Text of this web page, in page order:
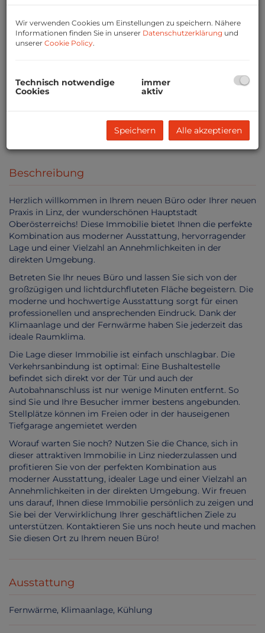
1
Beschreibung
Herzlich willkommen in Ihrem neuen Büro oder Ihrer neuen
Praxis in Linz, der wunderschönen Hauptstadt
Oberösterreichs! Diese Immobilie bietet Ihnen die perfekte
Kombination aus moderner Ausstattung, hervorragender
Lage und einer Vielzahl an Annehmlichkeiten in der
direkten Umgebung.
Betreten Sie Ihr neues Büro und lassen Sie sich von der
großzügigen und lichtdurchfluteten Fläche begeistern. Die
moderne und hochwertige Ausstattung sorgt für einen
professionellen und ansprechenden Eindruck. Dank der
Klimaanlage und der Fernwärme haben Sie jederzeit das
ideale Raumklima.
Die Lage dieser Immobilie ist einfach unschlagbar. Die
Verkehrsanbindung ist optimal: Eine Bushaltestelle
befindet sich direkt vor der Tür und auch der
Autobahnanschluss ist nur wenige Minuten entfernt. So
sind Sie und Ihre Besucher immer bestens angebunden.
Stellplätze können im Freien oder in der hauseigenen
Tiefgarage angemietet werden
Worauf warten Sie noch? Nutzen Sie die Chance, sich in
dieser attraktiven Immobilie in Linz niederzulassen und
profitieren Sie von der perfekten Kombination aus
moderner Ausstattung, idealer Lage und einer Vielzahl an
Annehmlichkeiten in der direkten Umgebung. Wir freuen
uns darauf, Ihnen diese Immobilie persönlich zu zeigen und
Sie bei der Verwirklichung Ihrer geschäftlichen Ziele zu
unterstützen. Kontaktieren Sie uns noch heute und machen
Sie diesen Ort zu Ihrem neuen Büro!
Ausstattung
Fernwärme Klimaanlage Kühlung
Wir verwenden Cookies um Einstellungen zu speichern. Nähere
Informationen finden Sie in unserer Datenschutzerklärung und
unserer Cookie Policy.
Technisch notwendige
Cookies
immer
aktiv
Speichern Alle akzeptieren